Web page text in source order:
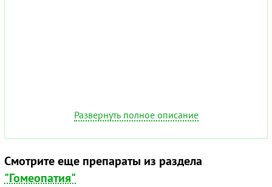
Развернуть полное описание
Смотрите еще препараты из раздела
"Гомеопатия"